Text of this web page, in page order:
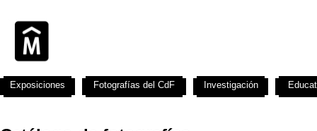
Exposiciones Fotografías del CdF Investigación